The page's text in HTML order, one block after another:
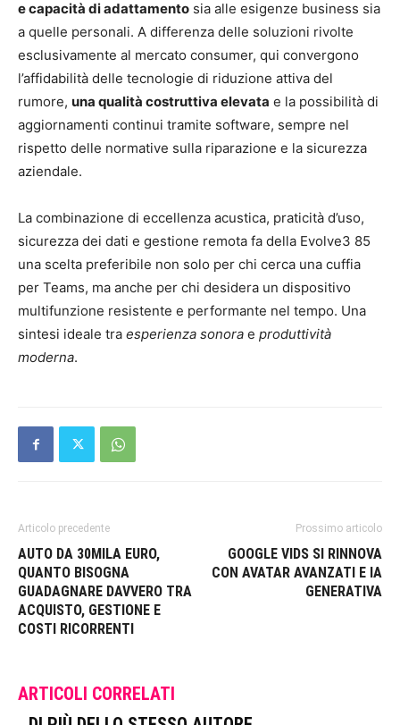
e capacità di adattamento sia alle esigenze business sia
a quelle personali. A differenza delle soluzioni rivolte
esclusivamente al mercato consumer, qui convergono
l’affidabilità delle tecnologie di riduzione attiva del
rumore, una qualità costruttiva elevata e la possibilità di
aggiornamenti continui tramite software, sempre nel
rispetto delle normative sulla riparazione e la sicurezza
aziendale.
La combinazione di eccellenza acustica, praticità d’uso,
sicurezza dei dati e gestione remota fa della Evolve3 85
una scelta preferibile non solo per chi cerca una cuffia
per Teams, ma anche per chi desidera un dispositivo
multifunzione resistente e performante nel tempo. Una
sintesi ideale tra esperienza sonora e produttività
moderna.
Articolo precedente
AUTO DA 30MILA EURO,
QUANTO BISOGNA
GUADAGNARE DAVVERO TRA
ACQUISTO, GESTIONE E
COSTI RICORRENTI
Prossimo articolo
GOOGLE VIDS SI RINNOVA
CON AVATAR AVANZATI E IA
GENERATIVA
ARTICOLI CORRELATI